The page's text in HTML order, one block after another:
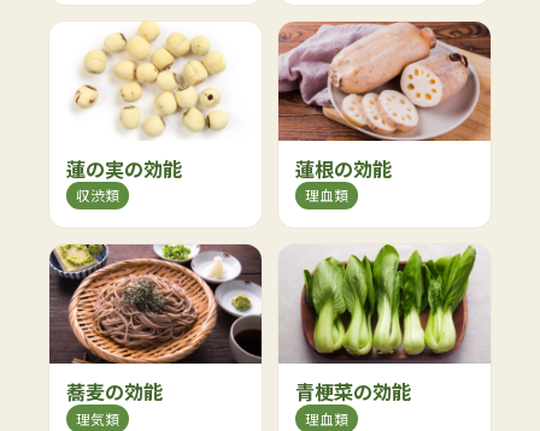
蓮の実の効能
収渋類
蓮根の効能
理血類
蕎麦の効能
理気類
青梗菜の効能
理血類